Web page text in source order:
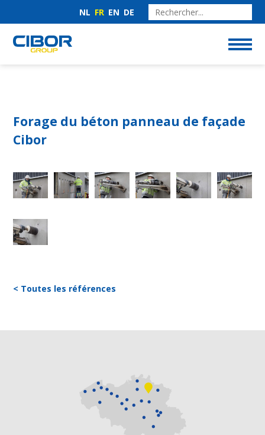
NL FR EN DE
Forage du béton panneau de façade
Cibor
< Toutes les références